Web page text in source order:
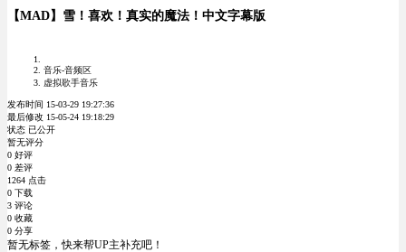
【MAD】雪！喜欢！真实的魔法！中文字幕版
音乐-音频区
虚拟歌手音乐
发布时间 15-03-29 19:27:36
最后修改 15-05-24 19:18:29
状态 已公开
暂无评分
0 好评
0 差评
1264 点击
0 下载
3 评论
0 收藏
0 分享
暂无标签，快来帮UP主补充吧！